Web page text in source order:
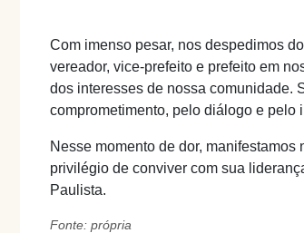
Com imenso pesar, nos despedimos
vereador, vice-prefeito e prefeito em
dos interesses de nossa comunidade.
comprometimento, pelo diálogo e pelo
Nesse momento de dor,
privilégio de conviver com sua
Paulista.
Fonte: própria